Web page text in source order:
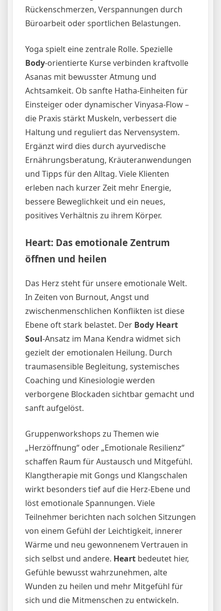
Rückenschmerzen, Verspannungen durch
Büroarbeit oder sportlichen Belastungen.
Yoga spielt eine zentrale Rolle. Spezielle
Body-orientierte Kurse verbinden kraftvolle
Asanas mit bewusster Atmung und
Achtsamkeit. Ob sanfte Hatha-Einheiten für
Einsteiger oder dynamischer Vinyasa-Flow –
die Praxis stärkt Muskeln, verbessert die
Haltung und reguliert das Nervensystem.
Ergänzt wird dies durch ayurvedische
Ernährungsberatung, Kräuteranwendungen
und Tipps für den Alltag. Viele Klienten
erleben nach kurzer Zeit mehr Energie,
bessere Beweglichkeit und ein neues,
positives Verhältnis zu ihrem Körper.
Heart: Das emotionale Zentrum
öffnen und heilen
Das Herz steht für unsere emotionale Welt.
In Zeiten von Burnout, Angst und
zwischenmenschlichen Konflikten ist diese
Ebene oft stark belastet. Der Body Heart
Soul-Ansatz im Mana Kendra widmet sich
gezielt der emotionalen Heilung. Durch
traumasensible Begleitung, systemisches
Coaching und Kinesiologie werden
verborgene Blockaden sichtbar gemacht und
sanft aufgelöst.
Gruppenworkshops zu Themen wie
„Herzöffnung“ oder „Emotionale Resilienz“
schaffen Raum für Austausch und Mitgefühl.
Klangtherapie mit Gongs und Klangschalen
wirkt besonders tief auf die Herz-Ebene und
löst emotionale Spannungen. Viele
Teilnehmer berichten nach solchen Sitzungen
von einem Gefühl der Leichtigkeit, innerer
Wärme und neu gewonnenem Vertrauen in
sich selbst und andere. Heart bedeutet hier,
Gefühle bewusst wahrzunehmen, alte
Wunden zu heilen und mehr Mitgefühl für
sich und die Mitmenschen zu entwickeln.